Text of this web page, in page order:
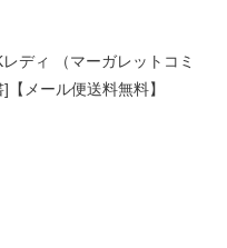
ディ （マーガレットコミ
メール便送料無料】